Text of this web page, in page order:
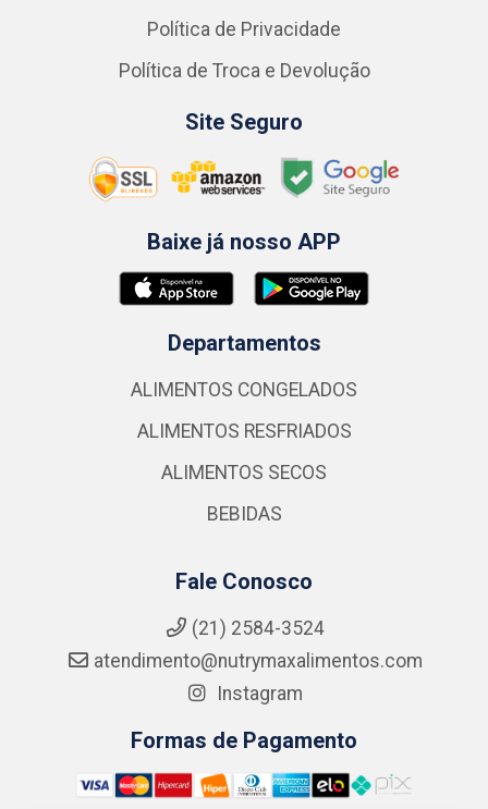
Política de Privacidade
Política de Troca e Devolução
Site Seguro
Baixe já nosso APP
Departamentos
ALIMENTOS CONGELADOS
ALIMENTOS RESFRIADOS
ALIMENTOS SECOS
BEBIDAS
Fale Conosco
(21) 2584-3524
atendimento@nutrymaxalimentos.com
Instagram
Formas de Pagamento